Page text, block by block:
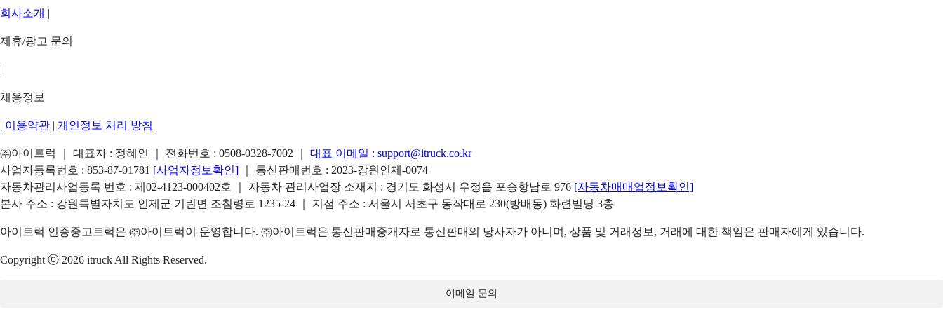
회사소개 |
제휴/광고 문의
|
채용정보
| 이용약관 | 개인정보 처리 방침
㈜아이트럭 ｜ 대표자 : 정혜인 ｜ 전화번호 : 0508-0328-7002 대표 이메일 : support@itruck.co.kr
사업자등록번호 : 853-87-01781 [사업자정보확인]
｜ 통신판매번호 : 2023-강원인제-0074
자동차관리사업등록 번호 : 제02-4123-000402호 ｜ 자동차 관리사업장 소재지 : 경기도 화성시 우정읍 포승항남로 976 [자동차매매업정보확인]
본사 주소 : 강원특별자치도 인제군 기린면 조침령로 1235-24 ｜ 지점 주소 : 서울시 서초구 동작대로 230(방배동) 화련빌딩 3층
아이트럭 인증중고트럭은 ㈜아이트럭이 운영합니다. ㈜아이트럭은 통신판매중개자로 통신판매의 당사자가 아니며, 상품 및 거래정보, 거래에 대한 책임은 판매자에게 있습니다.
Copyright ⓒ 2026 itruck All Rights Reserved.
이메일 문의